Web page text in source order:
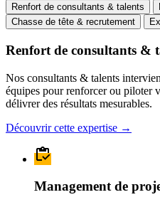
Renfort de consultants & talents
Chasse de tête & recrutement
Renfort de consultants &
Nos consultants & talents
équipes pour renforcer ou piloter
délivrer des résultats mesurables.
Découvrir cette expertise →
Management de